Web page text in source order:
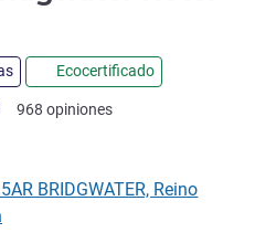
Ecocertificado
de ALL)
968 opiniones
BRIDGWATER, Reino